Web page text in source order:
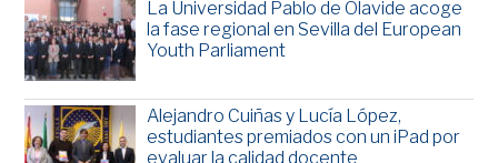
La Universidad Pablo de Olavide acoge
la fase regional en Sevilla del European
Youth Parliament
Alejandro Cuiñas y Lucía López,
estudiantes premiados con un iPad por
evaluar la calidad docente